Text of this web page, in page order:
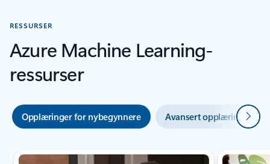
RESSURSER
Azure Machine Learning-
ressurser
Opplæringer for nybegynnere Avansert opplæring Neste